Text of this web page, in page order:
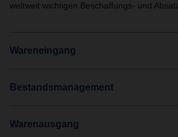
weltweit wichtigen Beschaffungs- und
Wareneingang
Bestandsmanagement
Warenausgang